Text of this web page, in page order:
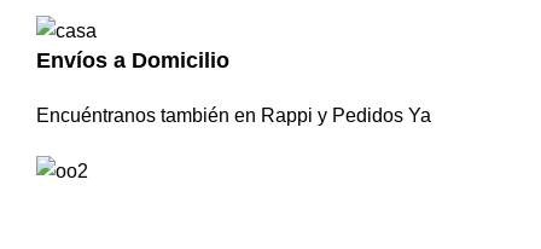
Envíos a Domicilio
Encuéntranos también en Rappi y Pedidos Ya